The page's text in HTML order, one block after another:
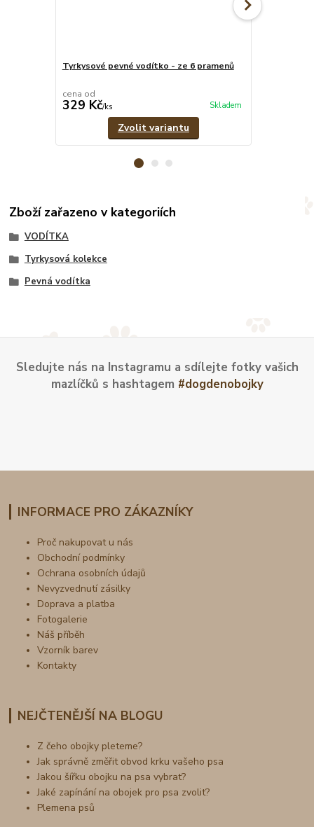
Tyrkysové pevné vodítko - ze 6 pramenů
cena od
329 Kč/ks Skladem
Zvolit variantu
Zboží zařazeno v kategoriích
VODÍTKA
Tyrkysová kolekce
Pevná vodítka
Sledujte nás na Instagramu a sdílejte fotky vašich
mazlíčků s hashtagem #dogdenobojky
INFORMACE PRO ZÁKAZNÍKY
Proč nakupovat u nás
Obchodní podmínky
Ochrana osobních údajů
Nevyzvednutí zásilky
Doprava a platba
Fotogalerie
Náš příběh
Vzorník barev
Kontakty
NEJČTENĚJŠÍ NA BLOGU
Z čeho obojky pleteme?
Jak správně změřit obvod krku vašeho psa
Jakou šířku obojku na psa vybrat?
Jaké zapínání na obojek pro psa zvolit?
Plemena psů